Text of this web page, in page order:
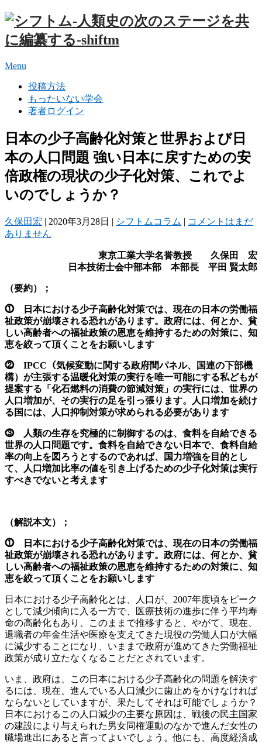
Menu
投稿方法
もったいない学会
著者ログイン
日本の少子高齢化対策と世界および日
本の人口問題 強い日本に戻すための安
倍政権の現状の少子化対策、これでよ
いのでしょうか？
久保田宏 | 2020年3月28日 | シフトムコラム | コメントはまだ
ありません
東京工業大学名誉教授 久保田 宏
日本技術士会中部本部 本部長 平田 賢太郎
（要約）；
⓵ 日本における少子高齢化対策では、現在の日本の労働福
祉政策が崩壊される恐れがあります。政府には、何とか、貧
しい高齢者への福祉政策の恩恵を維持するための対策に、知
恵を絞って頂くことをお願いします
⓶ IPCC（気候変動に関する政府間パネル、国連の下部機
構）が主張する温暖化対策の実行を唯一可能にする私どもが
提案する「化石燃料の消費の節減対策」の実行には、世界の
人口増加が、その実行の足を引っ張ります。人口増加を続け
る国には、人口抑制対策が求められる必要があります
⓷ 人類の生存を究極的に制御するのは、食料を自給できる
世界の人口問題です。食料を自給できない日本で、食料自給
率の向上を図ろうとするのであれば、国力増強を目的とし
て、人口増加比率の値を引き上げるための少子化対策は実行
すべきでないと考えます
（解説本文）；
⓵ 日本における少子高齢化対策では、現在の日本の労働福
祉政策が崩壊される恐れがあります。政府には、何とか、貧
しい高齢者への福祉政策の恩恵を維持するための対策に、知
恵を絞って頂くことをお願いします
日本における少子高齢化とは、人口が、2007年度頃をピーク
として減少傾向に入る一方で、医療技術の進歩に伴う平均寿
命の高齢化もあり、このままで推移すると、やがて、現在、
退職者の年金生活や医療を支えてきた現役の労働人口が大幅
に減少することになり、いままで政府が進めてきた労働福祉
政策が成り立たなくなることだとされています。
いま、政府は、この日本における少子高齢化の問題を解決す
るには、現在、進んでいる人口減少に歯止めをかけなければ
ならないとしていますが、果たしてそれは可能でしょうか？
日本におけるこの人口減少の主要な原因は、戦後の民主国家
の建設により与えられた男女同権運動のなかで進んだ女性の
職場進出にあると言ってよいでしょう。他にも、高度経済成